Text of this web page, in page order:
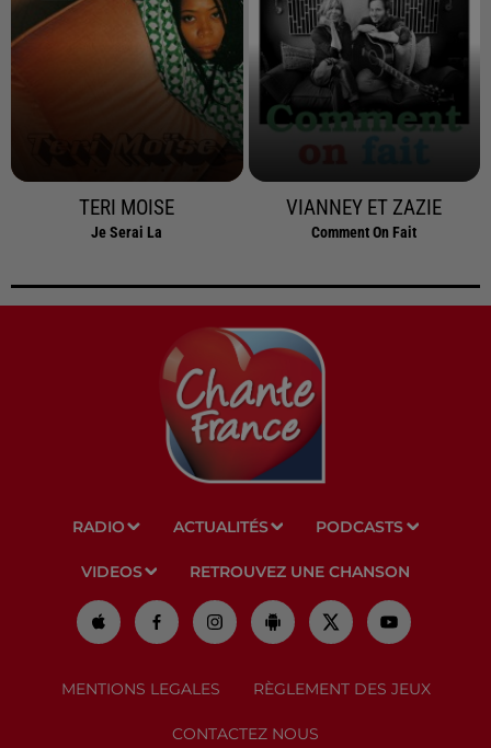
TERI MOISE
Je Serai La
VIANNEY ET ZAZIE
Comment On Fait
RADIO ACTUALITÉS PODCASTS
VIDEOS RETROUVEZ UNE CHANSON
MENTIONS LEGALES RÈGLEMENT DES JEUX
CONTACTEZ NOUS